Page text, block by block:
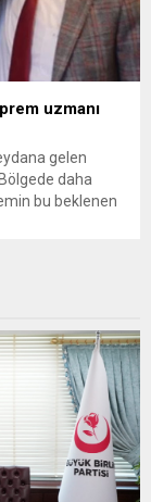
uzmanı
gelen
daha
bu beklenen
uzmanı